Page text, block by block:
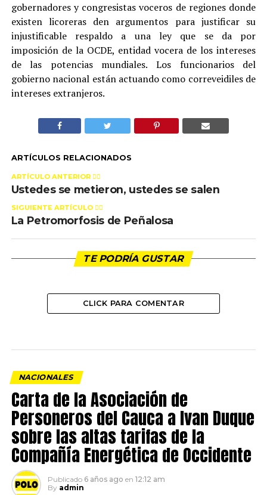
gobernadores y congresistas voceros de regiones donde
existen licoreras den argumentos para justificar su
injustificable respaldo a una ley que se da por
imposición de la OCDE, entidad vocera de los intereses
de las potencias mundiales. Los funcionarios del
gobierno nacional están actuando como correveidiles de
intereses extranjeros.
ARTÍCULOS RELACIONADOS
ARTÍCULO ANTERIOR 👉🏻
Ustedes se metieron, ustedes se salen
SIGUIENTE ARTÍCULO 👈🏻
La Petromorfosis de Peñalosa
TE PODRÍA GUSTAR
CLICK PARA COMENTAR
NACIONALES
Carta de la Asociación de
Personeros del Cauca a Ivan Duque
sobre las altas tarifas de la
Compañía Energética de Occidente
Publicado 6 años ago en 12:12 am
By admin